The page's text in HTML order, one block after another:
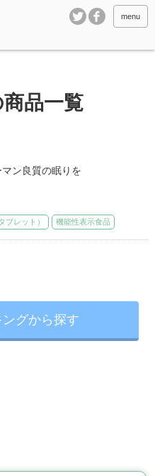
menu
品一覧
ン良質の眠りを
ブレット） 機能性表示食品
グから探す